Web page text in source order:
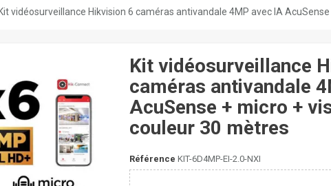
Kit vidéosurveillance Hikvision 6 caméras antivandale 4MP avec IA
Kit vidéosurveillance
caméras antivandale
AcuSense + micro +
couleur 30 mètres
Référence KIT-6D4MP-EI-2.0-NXI